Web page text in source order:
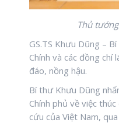
Thủ
GS.TS Khưu Dũng –
Chính và các đồng
đáo, nồng hậu.
Bí thư Khưu Dũng
Chính phủ về việc
cứu của Việt Nam,